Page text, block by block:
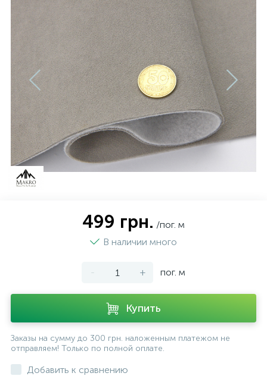
499 грн. /пог. м
В наличии много
- + пог. м
Купить
Заказы на сумму до 300 грн. наложенным платежом не
отправляем! Только по полной оплате.
Добавить к сравнению